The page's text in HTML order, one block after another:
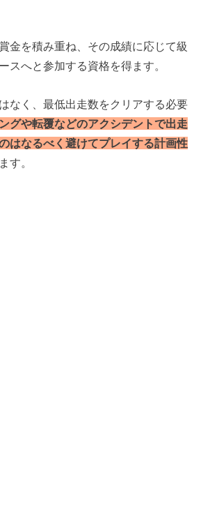
金を積み重ね、その成績に応じて級
スへと参加する資格を得ます。
なく、最低出走数をクリアする必要
グや転覆などのアクシデントで出走
はなるべく避けてプレイする計画性
す。